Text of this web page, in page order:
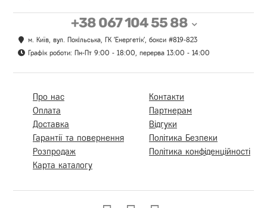
+38 067 104 55 88
м. Київ, вул. Покільська, ГК 'Енергетік', бокси #819-823
Графік роботи: Пн-Пт 9:00 - 18:00, перерва 13:00 - 14:00
Про нас
Оплата
Доставка
Гарантії та повернення
Розпродаж
Карта каталогу
Контакти
Партнерам
Відгуки
Політика Безпеки
Політика конфіденційності